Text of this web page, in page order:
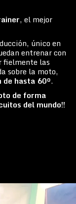
, el mejor
único en
entrenar con
fielmente las
sobre la moto,
de hasta 60º.
de forma
del mundo!!